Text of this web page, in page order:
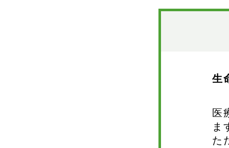
生
医
ま
た